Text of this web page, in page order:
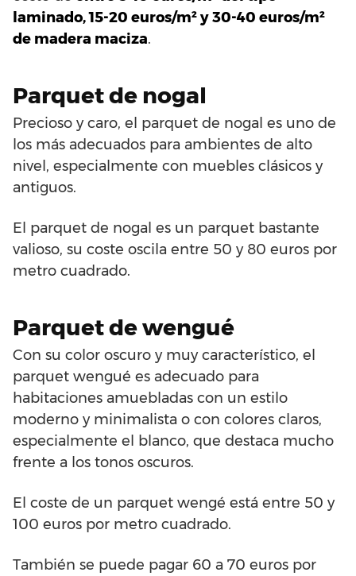
laminado, 15-20 euros/m² y 30-40 euros/m²
de madera maciza.
Parquet de nogal
Precioso y caro, el parquet de nogal es uno de
los más adecuados para ambientes de alto
nivel, especialmente con muebles clásicos y
antiguos.
El parquet de nogal es un parquet bastante
valioso, su coste oscila entre 50 y 80 euros por
metro cuadrado.
Parquet de wengué
Con su color oscuro y muy característico, el
parquet wengué es adecuado para
habitaciones amuebladas con un estilo
moderno y minimalista o con colores claros,
especialmente el blanco, que destaca mucho
frente a los tonos oscuros.
El coste de un parquet wengé está entre 50 y
100 euros por metro cuadrado.
También se puede pagar 60 a 70 euros por